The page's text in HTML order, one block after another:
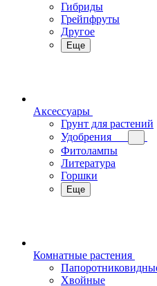
Гибриды
Грейпфруты
Другое
Еще
Аксессуары
Грунт для растений
Удобрения
Фитолампы
Литература
Горшки
Еще
Комнатные растения
Хвойные